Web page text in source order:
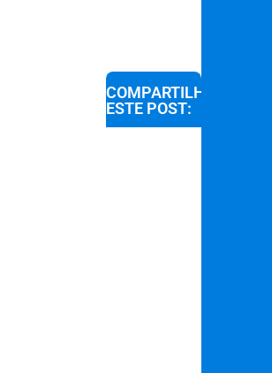
COMPARTILHE
ESTE POST: